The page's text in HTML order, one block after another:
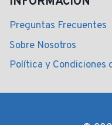
Preguntas Frecuentes
Sobre Nosotros
Política y Condiciones